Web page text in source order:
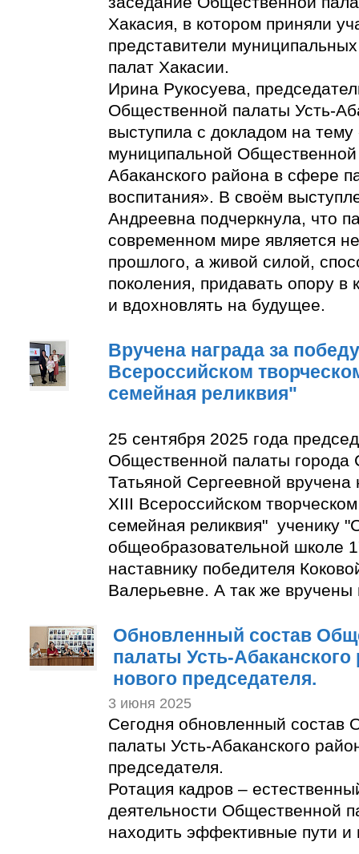
Хакасия, в котором приняли
представители
палат Хакасии.
Ирина Рукосуева,
Общественной палаты Усть-
выступила с докладом на
муниципальной
Абаканского района в сфере
воспитания». В своём
Андреевна подчеркнула, что
современном мире является
прошлого, а живой силой,
поколения, придавать опору в
и вдохновлять на будущее.
Вручена награда за
Всероссийском
семейная реликвия"
25 сентября 2025 года
Общественной палаты города
Татьяной Сергеевной вручена
XIII Всероссийском
семейная реликвия" ученику
общеобразовательной школе
наставнику победителя
Валерьевне. А так же вручены
Обновленный состав
палаты Усть-
нового председателя.
3 июня 2025
Сегодня обновленный состав
палаты Усть-Абаканского
председателя.
Ротация кадров –
деятельности Общественной
находить эффективные пути